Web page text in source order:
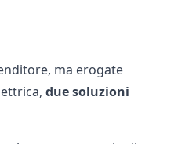
ma erogate
duesoluzioni